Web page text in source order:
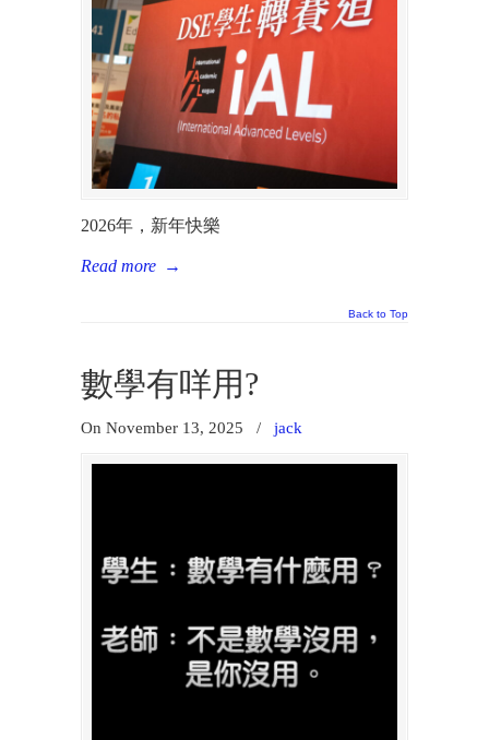
2026年，新年快樂
Read more →
Back to Top
數學有咩用?
On November 13, 2025 / jack